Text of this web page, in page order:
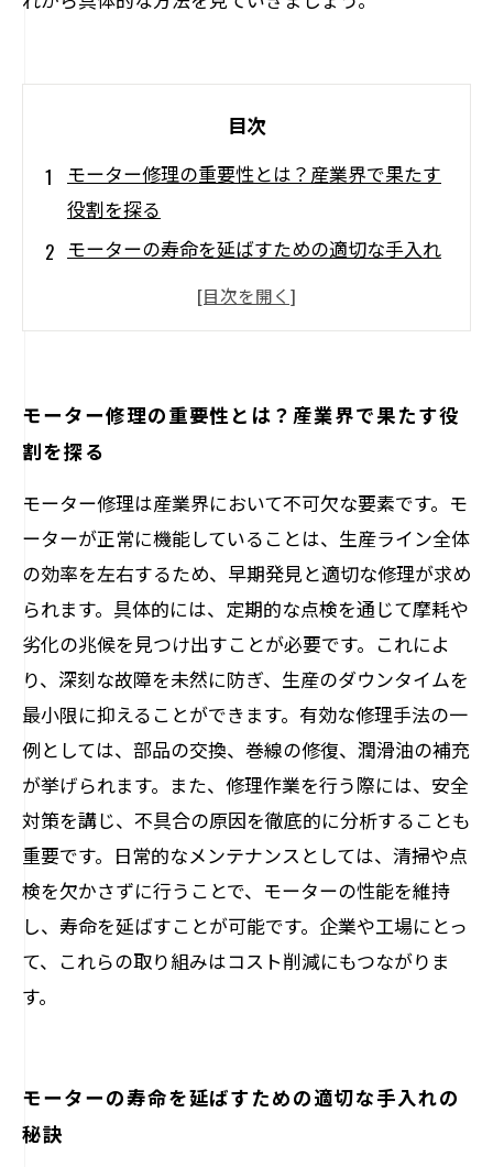
目次
モーター修理の重要性とは？産業界で果たす
役割を探る
モーターの寿命を延ばすための適切な手入れ
驚くべき実践例！成功したモーター修理のケ
押さえよう
長寿命を実現するためのメンテナンス手法と
は
モーター修理の未来：持続可能な産業を目指
して
モーター修理の重要性とは？産業界で果たす役
割を探る
モーター修理は産業界において不可欠な要素です。モ
ーターが正常に機能していることは、生産ライン全体
の効率を左右するため、早期発見と適切な修理が求め
られます。具体的には、定期的な点検を通じて摩耗や
劣化の兆候を見つけ出すことが必要です。これによ
り、深刻な故障を未然に防ぎ、生産のダウンタイムを
最小限に抑えることができます。有効な修理手法の一
例としては、部品の交換、巻線の修復、潤滑油の補充
が挙げられます。また、修理作業を行う際には、安全
対策を講じ、不具合の原因を徹底的に分析することも
重要です。日常的なメンテナンスとしては、清掃や点
検を欠かさずに行うことで、モーターの性能を維持
し、寿命を延ばすことが可能です。企業や工場にとっ
て、これらの取り組みはコスト削減にもつながりま
す。
モーターの寿命を延ばすための適切な手入れの
秘訣